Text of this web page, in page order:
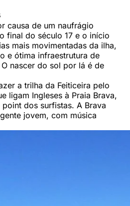
causa de um naufrágio
final do século 17 e o início
mais movimentadas da ilha,
e ótima infraestrutura de
nascer do sol por lá é de
a trilha da Feiticeira pelo
ligam Ingleses à Praia Brava,
dos surfistas. A Brava
jovem, com música